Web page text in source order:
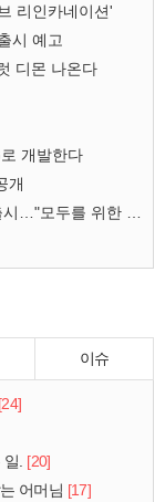
리인카네이션'
시 예고
디몬 나온다
개발한다
개
이슈
[24]
. [20]
어머님 [17]